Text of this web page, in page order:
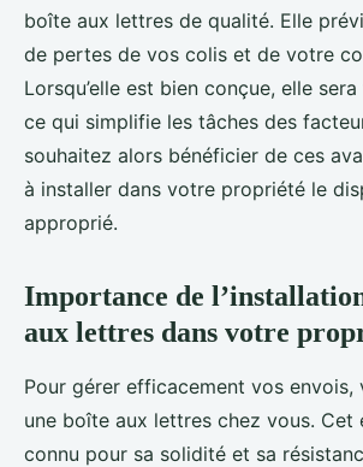
boîte aux lettres de qualité. Elle
de pertes de vos colis et de votre
Lorsqu’elle est bien conçue, elle
ce qui simplifie les tâches des
souhaitez alors bénéficier de ces
à installer dans votre propriété le
approprié.
Importance de
aux lettres dans votre
Pour gérer efficacement vos envois,
une boîte aux lettres chez vous. Cet
connu pour sa solidité et sa